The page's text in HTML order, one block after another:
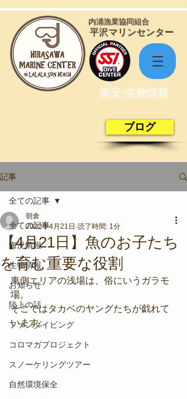
​平沢マリンセンター
​内浦漁業協同組合
海況･生物情報
ブログ
記事
全ての記事
海況情報
生物情報
お知らせ
陸上の話
ファンダイビング
コロマガプロジェクト
スノーケリングツアー
自然環境保全
全ての記事
【4月21日】魚のお子たち
を育む重要な役割
朝倉
2022年4月21日 読了時間: 1分
東側エリアの浅場は、俗にいうガラモ
場。
そこではタカベのヤングたちが戯れて
います。